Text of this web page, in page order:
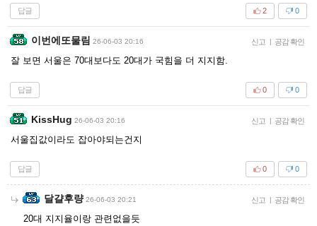
답글 0
2
이번에또물림 26-06-03 20:16 신고 | 공감 확인
잘 보면 서울은 70대보다도 20대가 국힘을 더 지지함.
답글 0
0
KissHug 26-06-03 20:16 신고 | 공감 확인
서울집값이라도 잡아야되는건지
답글 0
0
달걀후량 26-06-03 20:21 신고 | 공감 확인
20대 지지율이랑 관련없을듯